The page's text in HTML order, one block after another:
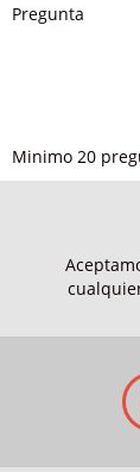
Pregunta
Minimo 20
cualquier